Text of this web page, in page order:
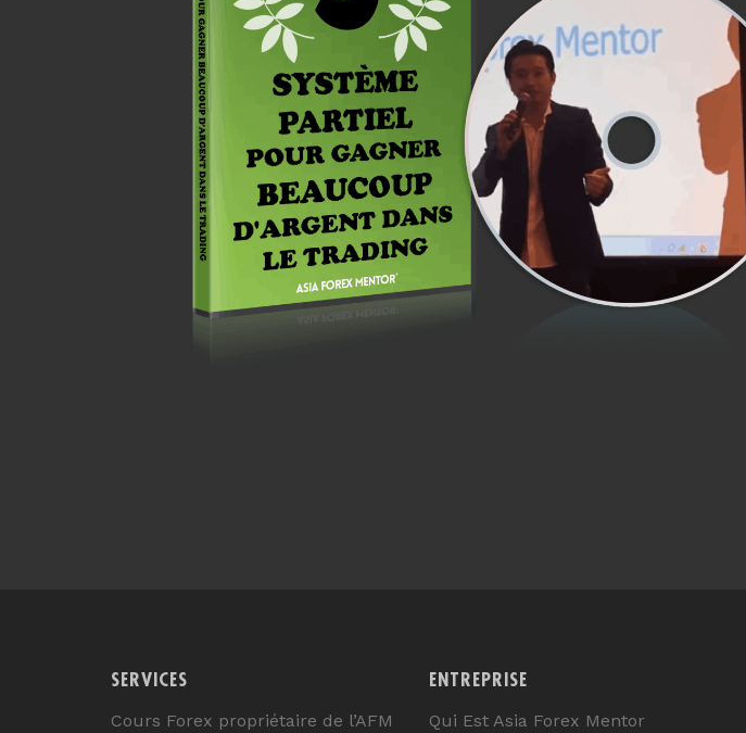
SERVICES
Cours Forex propriétaire de l’AFM
ENTREPRISE
Qui Est Asia Forex Mentor